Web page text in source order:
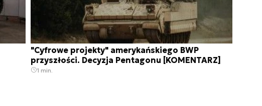
"Cyfrowe projekty" amerykańskiego BWP
przyszłości. Decyzja Pentagonu [KOMENTARZ]
1 min.